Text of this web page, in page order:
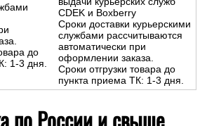
до
1-3 дня.
CDEK и Boxberry
Сроки доставки курьерскими
службами рассчитываются
автоматически при
оформлении заказа.
Сроки отгрузки товара до
пункта приема ТК: 1-3 дня.